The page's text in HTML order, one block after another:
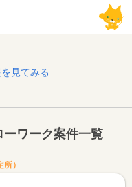
見てみる
ワーク案件一覧
）